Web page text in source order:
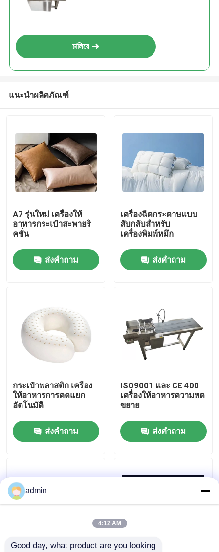
บ้าน
วิดีโอ
เกี่ยวกับเรา
ทัวร์โรงงาน
การควบคุมคุณภาพ
ข่าว
ขอคําอ้างอิง
চালিয়ে
แนะนำผลิตภัณฑ์
A7 รุ่นใหม่ เครื่องให้
อาหารกระเป๋าสะพายริ
คชั่น
ส่งคำถาม
เครื่องฉีดกระดาษแบบ
สับกลับสําหรับ
เครื่องพิมพ์หมึก
ส่งคำถาม
กระเป๋าพลาสติก เครื่อง
ให้อาหารการคดแยก
อัตโนมัติ
ส่งคำถาม
ISO9001 และ CE 400
เครื่องให้อาหารความหด
ขยาย
ส่งคำถาม
admin
4:12 AM
Good day, what product are you looking